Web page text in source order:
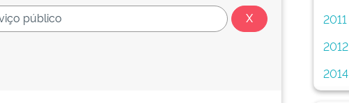
2011
2012
2014